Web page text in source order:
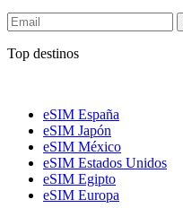
Top destinos
eSIM España
eSIM Japón
eSIM México
eSIM Estados Unidos
eSIM Egipto
eSIM Europa